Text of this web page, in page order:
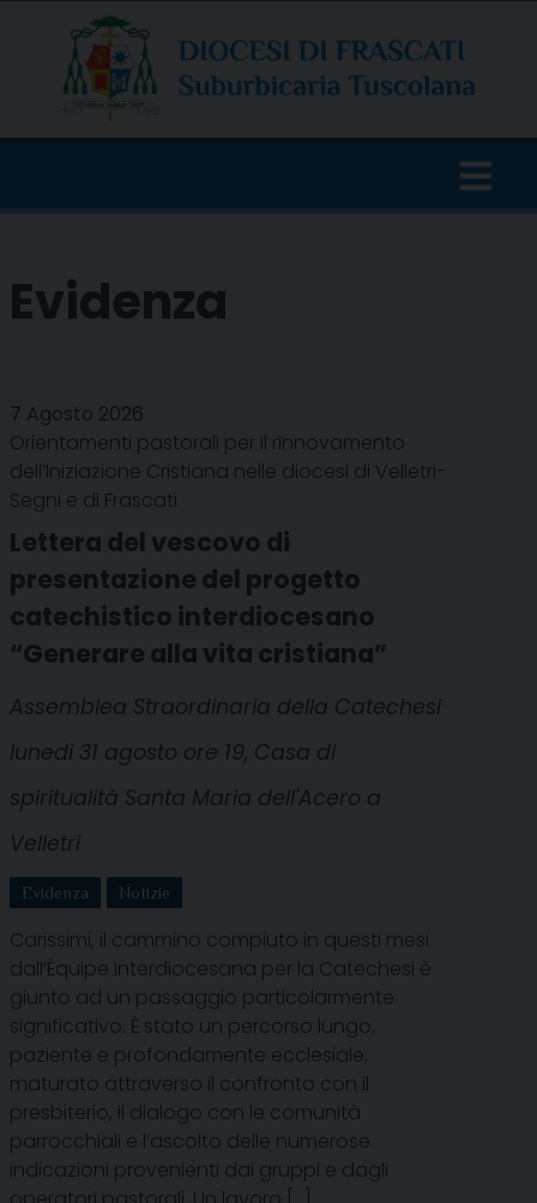
content
Evidenza
7 Agosto 2026
Orientamenti pastorali per il rinnovamento
dell’Iniziazione Cristiana nelle diocesi di Velletri-
Segni e di Frascati
Lettera del vescovo di
presentazione del progetto
catechistico interdiocesano
“Generare alla vita cristiana”
Assemblea Straordinaria della Catechesi
lunedì 31 agosto ore 19, Casa di
spiritualità Santa Maria dell'Acero a
Velletri
Evidenza Notizie
Carissimi, il cammino compiuto in questi mesi
dall’Équipe Interdiocesana per la Catechesi è
giunto ad un passaggio particolarmente
significativo. È stato un percorso lungo,
paziente e profondamente ecclesiale,
maturato attraverso il confronto con il
presbiterio, il dialogo con le comunità
parrocchiali e l’ascolto delle numerose
indicazioni provenienti dai gruppi e dagli